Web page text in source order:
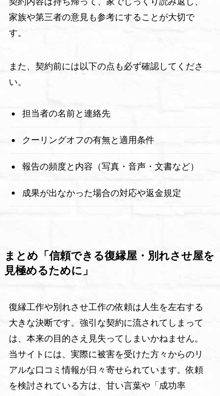
家族や第三者の意見も参考にすることが大切で
す。
また、契約前には以下の点も必ず確認してくださ
い。
担当者の名前と連絡先
クーリングオフの有無と適用条件
報告の頻度と内容（写真・音声・文書など）
成果が出なかった場合の対応や返金規定
まとめ「信頼できる復縁屋・別れさせ屋を
見極めるために」
復縁工作や別れさせ工作の依頼は人生を左右する
大きな決断です。強引な契約に流されてしまって
は、本来の目的さえ見失ってしまいかねません。
当サイトには、実際に被害を受けた方々からのリ
アルな口コミ情報が日々寄せられています。依頼
を検討されている方は、甘い言葉や「成功率